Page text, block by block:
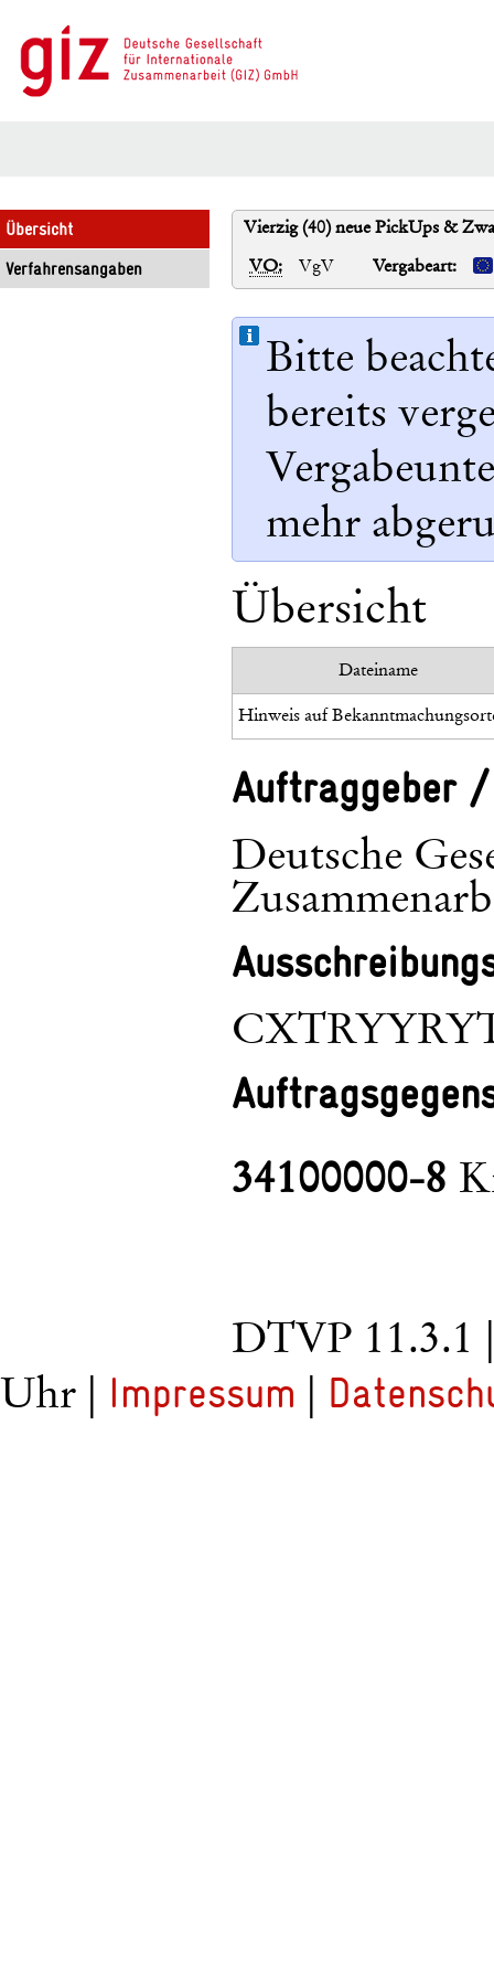
Übersicht
Verfahrensangaben
Vierzig (40) neue PickUps &
VO:
VgV Vergabeart:
Bitte
bereits
mehr
Übersicht
Dateiname
Auftraggeber
Deutsche
34100000-8
DTVP 11.3.1
Uhr | Impressum |